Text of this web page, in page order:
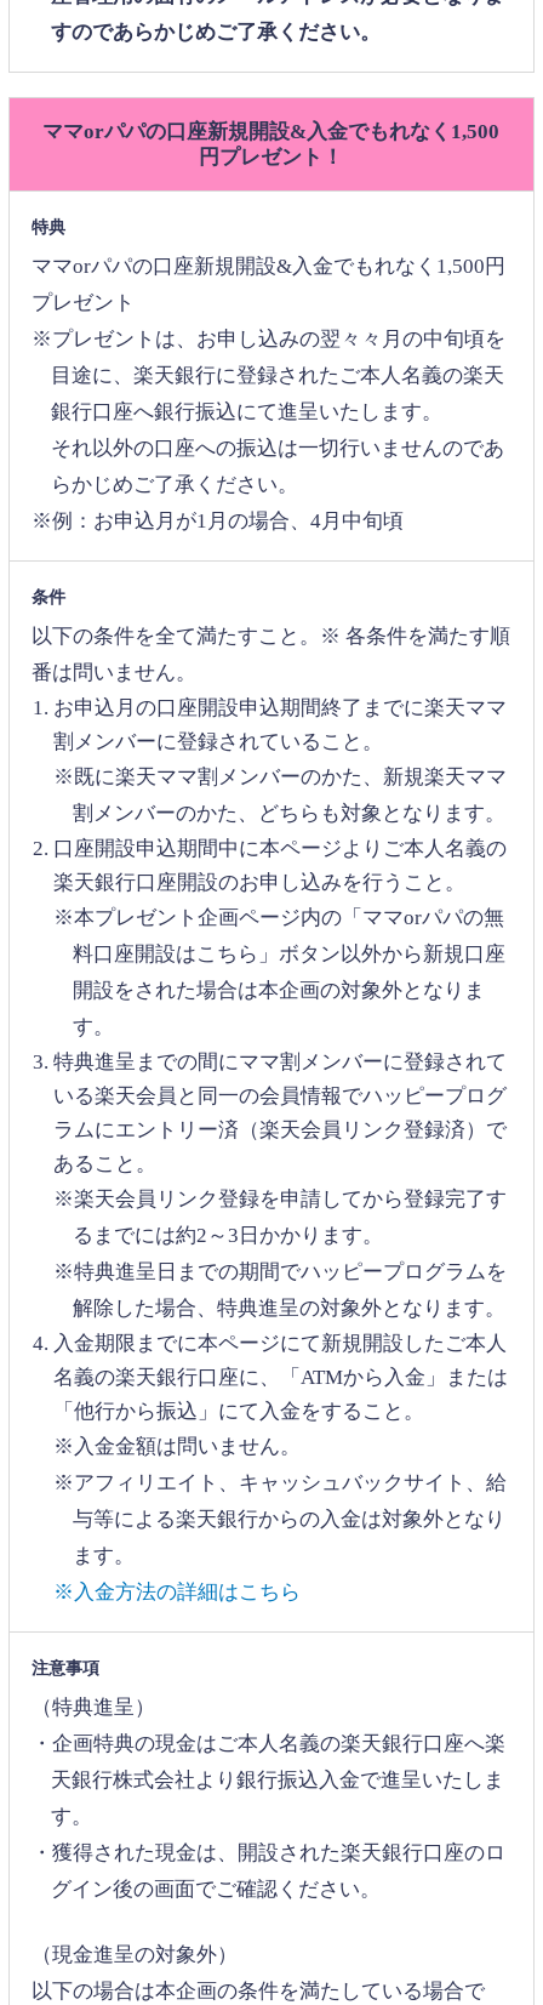
すのであらかじめご了承ください。
ママorパパの口座新規開設&入金でもれなく1,500
円プレゼント！
特典
ママorパパの口座新規開設&入金でもれなく1,500円
プレゼント
※プレゼントは、お申し込みの翌々々月の中旬頃を
目途に、楽天銀行に登録されたご本人名義の楽天
銀行口座へ銀行振込にて進呈いたします。
それ以外の口座への振込は一切行いませんのであ
らかじめご了承ください。
※例：お申込月が1月の場合、4月中旬頃
条件
以下の条件を全て満たすこと。※ 各条件を満たす順
番は問いません。
お申込月の口座開設申込期間終了までに楽天ママ
割メンバーに登録されていること。
※既に楽天ママ割メンバーのかた、新規楽天ママ
割メンバーのかた、どちらも対象となります。
口座開設申込期間中に本ページよりご本人名義の
楽天銀行口座開設のお申し込みを行うこと。
※本プレゼント企画ページ内の「ママorパパの無
料口座開設はこちら」ボタン以外から新規口座
開設をされた場合は本企画の対象外となりま
す。
特典進呈までの間にママ割メンバーに登録されて
いる楽天会員と同一の会員情報でハッピープログ
ラムにエントリー済（楽天会員リンク登録済）で
あること。
※楽天会員リンク登録を申請してから登録完了す
るまでには約2～3日かかります。
※特典進呈日までの期間でハッピープログラムを
解除した場合、特典進呈の対象外となります。
入金期限までに本ページにて新規開設したご本人
名義の楽天銀行口座に、「ATMから入金」または
「他行から振込」にて入金をすること。
※入金金額は問いません。
※アフィリエイト、キャッシュバックサイト、給
与等による楽天銀行からの入金は対象外となり
ます。
※入金方法の詳細はこちら
注意事項
（特典進呈）
・企画特典の現金はご本人名義の楽天銀行口座へ楽
天銀行株式会社より銀行振込入金で進呈いたしま
す。
・獲得された現金は、開設された楽天銀行口座のロ
グイン後の画面でご確認ください。
（現金進呈の対象外）
以下の場合は本企画の条件を満たしている場合で